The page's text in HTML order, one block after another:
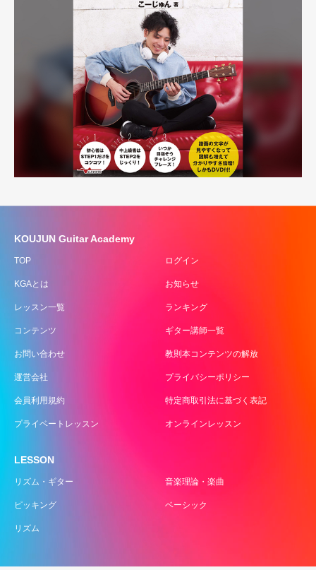
KOUJUN Guitar Academy
TOP ログイン
KGAとは お知らせ
レッスン一覧 ランキング
コンテンツ ギター講師一覧
お問い合わせ 教則本コンテンツの解放
運営会社 プライバシーポリシー
会員利用規約 特定商取引法に基づく表記
プライベートレッスン オンラインレッスン
LESSON
リズム・ギター 音楽理論・楽曲
ピッキング ベーシック
リズム